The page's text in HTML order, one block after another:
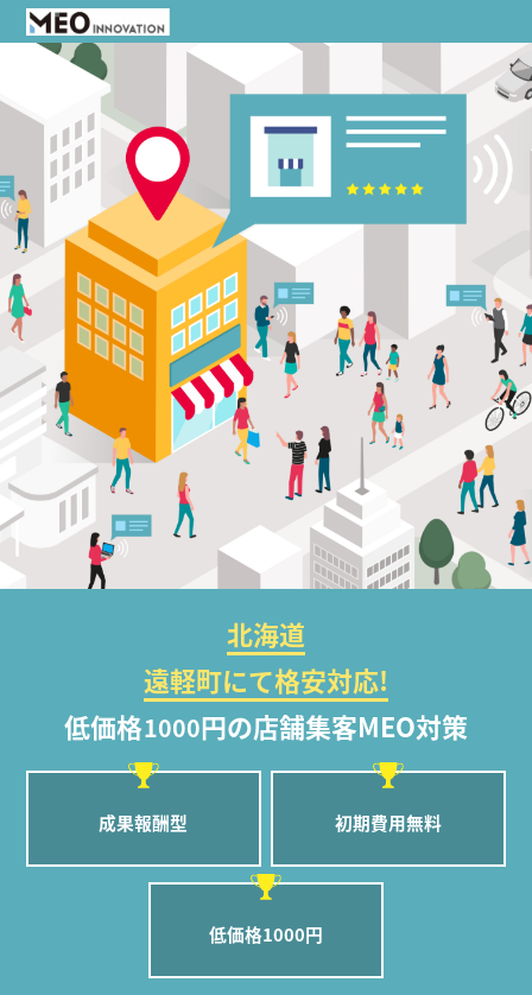
北海道
遠軽町にて格安対応!
低価格1000円の店舗集客MEO対策
成果報酬型 初期費用無料
低価格1000円